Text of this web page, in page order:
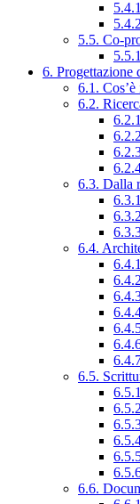
5.5. Co-
6. Progettazione
6.1.
6.2.
6.3. Dalla
6.4.
6.5.
6.6.